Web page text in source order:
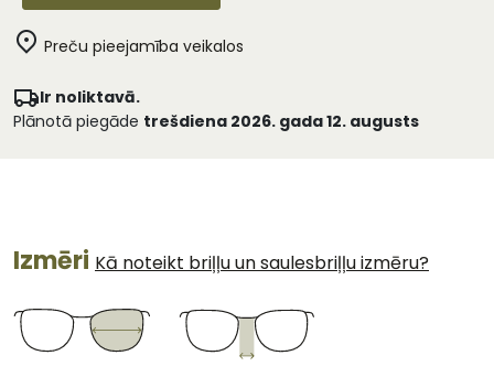
Preču pieejamība veikalos
Ir noliktavā.
Plānotā piegāde trešdiena 2026. gada 12. augusts
Izmēri Kā noteikt briļļu un saulesbriļļu izmēru?